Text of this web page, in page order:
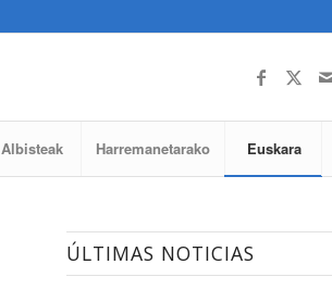
Albisteak Harremanetarako Euskara
ÚLTIMAS NOTICIAS